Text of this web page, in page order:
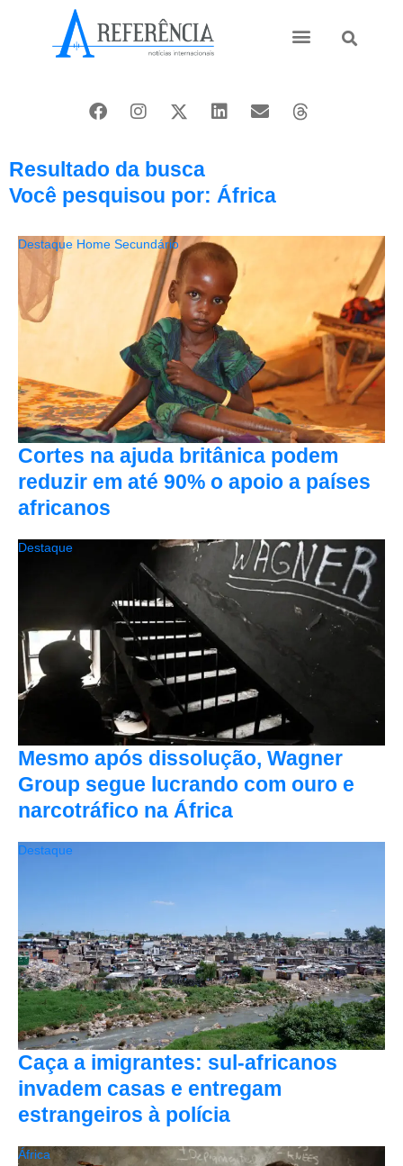
Resultado da busca
Você pesquisou por: África
Cortes na ajuda britânica podem
reduzir em até 90% o apoio a países
africanos
Destaque Home Secundário
Mesmo após dissolução, Wagner
Group segue lucrando com ouro e
narcotráfico na África
Destaque
Caça a imigrantes: sul-africanos
invadem casas e entregam
estrangeiros à polícia
Destaque
África